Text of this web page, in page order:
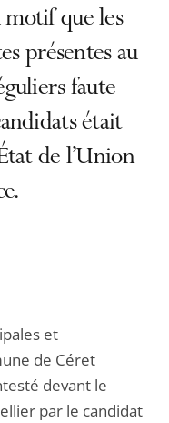
que les
présentes au
faute
était
de l’Union
et
de Céret
devant le
par le candidat